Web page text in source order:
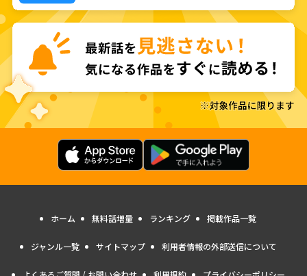
ホーム 無料話増量 ランキング 掲載作品一覧
ジャンル一覧 サイトマップ 利用者情報の外部送信について